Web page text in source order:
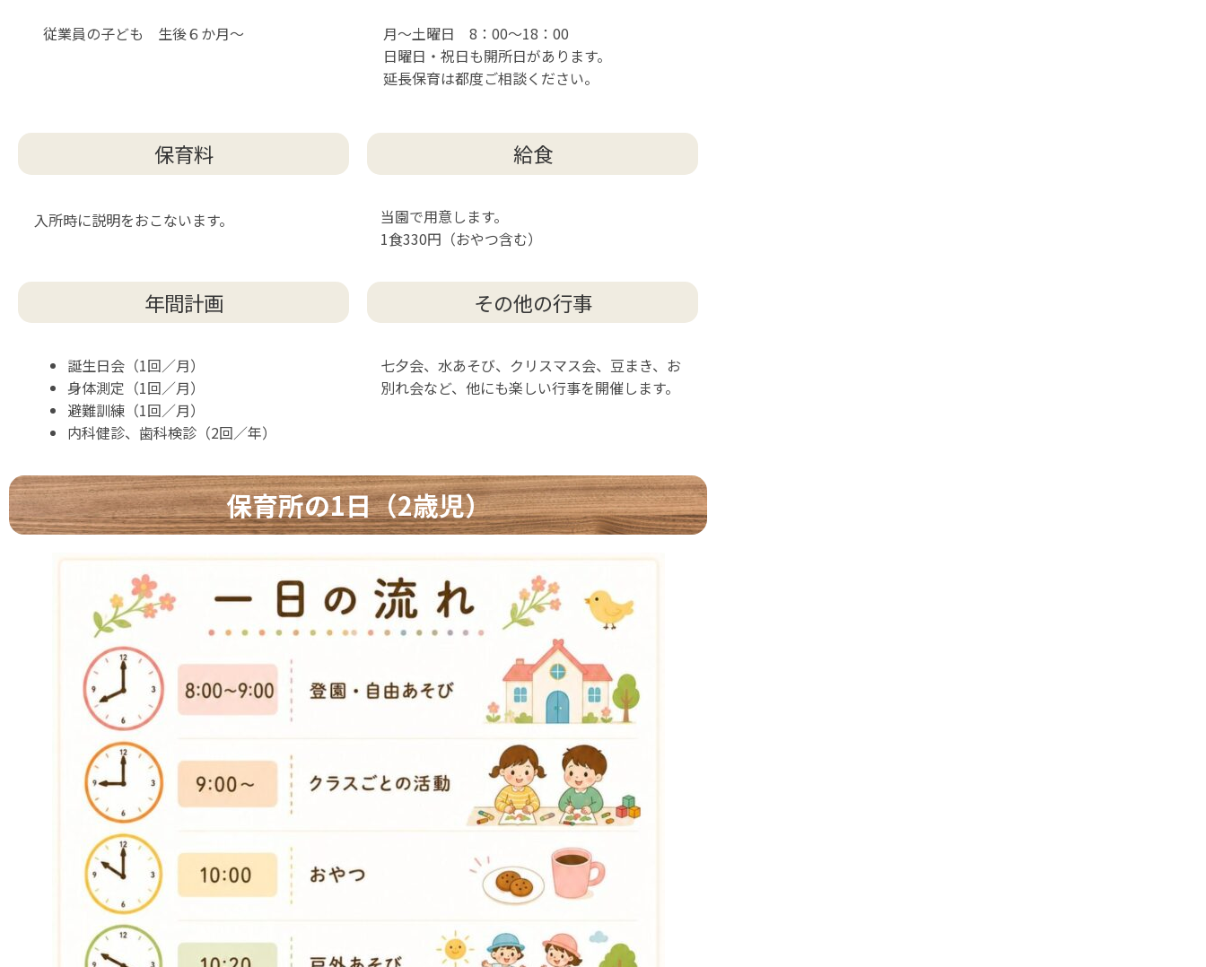
従業員の子ども 生後６か月～
月～土曜日 8：00～18：00
日曜日・祝日も開所日があります。
延長保育は都度ご相談ください。
保育料
入所時に説明をおこないます。
給食
当園で用意します。
1食330円（おやつ含む）
年間計画
誕生日会（1回／月）
身体測定（1回／月）
避難訓練（1回／月）
内科健診、歯科検診（2回／年）
その他の行事
七夕会、水あそび、クリスマス会、豆まき、お
別れ会など、他にも楽しい行事を開催します。
保育所の1日（2歳児）